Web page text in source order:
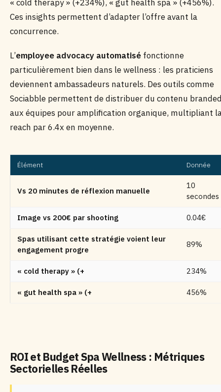
« cold therapy » (+234%), « gut health spa » (+456%).
Ces insights permettent d’adapter l’offre avant la
concurrence.
L’employee advocacy automatisé fonctionne
particulièrement bien dans le wellness : les praticiens
deviennent ambassadeurs naturels. Des outils comme
Sociabble permettent de distribuer du contenu
aux équipes pour amplification organique, multipliant
reach par 6.4x en moyenne.
Élément Donnée
Vs 20 minutes de réflexion manuelle
10
secondes
Image vs 200€ par shooting 0.04€
Spas utilisant cette stratégie voient leur
engagement progre
89%
« cold therapy » (+ 234%
« gut health spa » (+ 456%
ROI et Budget Spa Wellness : Métriques
Sectorielles Réelles